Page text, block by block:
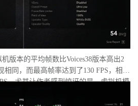
版本的平均帧数比Voices38版本高出2
同，而最高帧率达到了130 FPS，相比
。尤其让作者感到惊讶的是，虚拟机模
理论上讲，额外的虚拟化层应该会给处
，但实际上并没有发生这种情况。